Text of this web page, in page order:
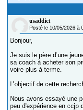
usaddict
Posté le 10/05/2026 à
Bonjour,
Je suis le père d’une
sa coach à acheter son
voire plus à terme.
L’objectif de cette
Nous avons essayé une
peu d'expérience en ccjp